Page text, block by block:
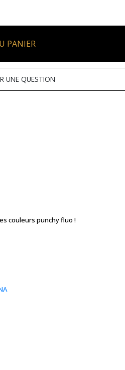
PANIER
UNE QUESTION
couleurs punchy fluo !